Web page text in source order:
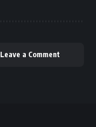
Leave a Comment